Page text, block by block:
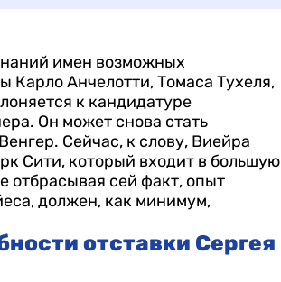
имен возможных
Карло Анчелотти, Томаса Тухеля,
к кандидатуре
Он может снова стать
Сейчас, к слову, Виейра
Сити, который входит в большую
отбрасывая сей факт, опыт
должен, как минимум,
отставки Сергея